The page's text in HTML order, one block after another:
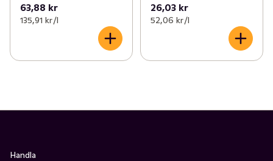
63,88 kr
135,91 kr /l
26,03 kr
52,06 kr /l
Handla